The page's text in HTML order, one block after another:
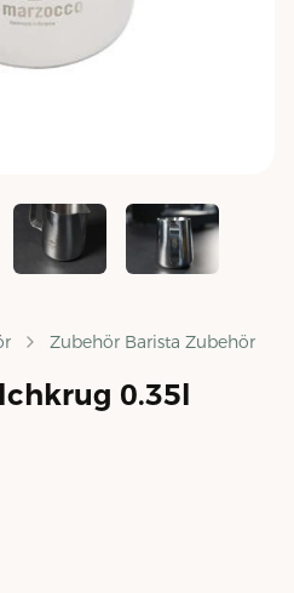
Zubehör Barista Zubehör
0.35l